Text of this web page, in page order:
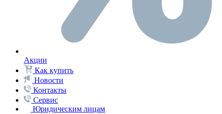
Акции
Как купить
Новости
Контакты
Сервис
Юридическим лицам